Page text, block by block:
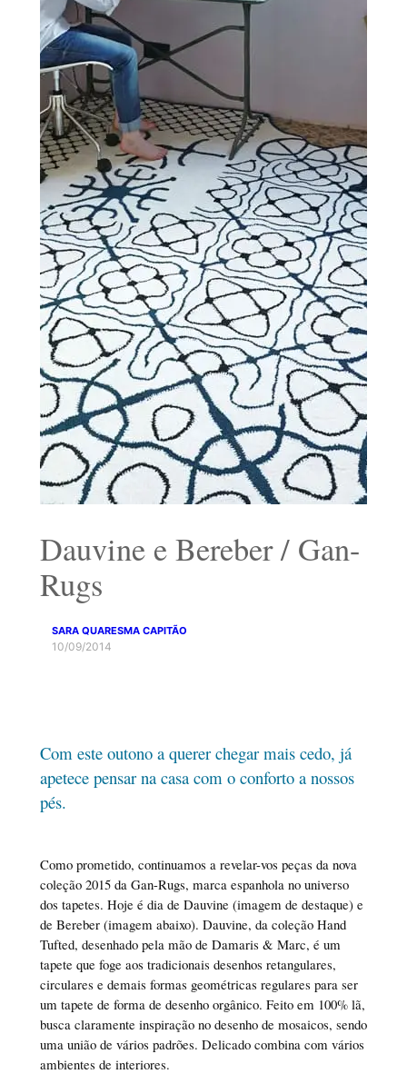
Dauvine e Bereber / Gan-
Rugs
SARA QUARESMA CAPITÃO
10/09/2014
Com este outono a querer chegar mais cedo, já
apetece pensar na casa com o conforto a nossos
pés.
Como prometido, continuamos a revelar-vos peças da nova
coleção 2015 da Gan-Rugs, marca espanhola no universo
dos tapetes. Hoje é dia de Dauvine (imagem de destaque) e
de Bereber (imagem abaixo). Dauvine, da coleção Hand
Tufted, desenhado pela mão de Damaris & Marc, é um
tapete que foge aos tradicionais desenhos retangulares,
circulares e demais formas geométricas regulares para ser
um tapete de forma de desenho orgânico. Feito em 100% lã,
busca claramente inspiração no desenho de mosaicos, sendo
uma união de vários padrões. Delicado combina com vários
ambientes de interiores.